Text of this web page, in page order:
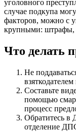
уголовного
случае подкупа
факторов, можно с
крупными: штрафы,
Что делать
Не
Составьте
помощью
процесс
Обратитесь в
отделение